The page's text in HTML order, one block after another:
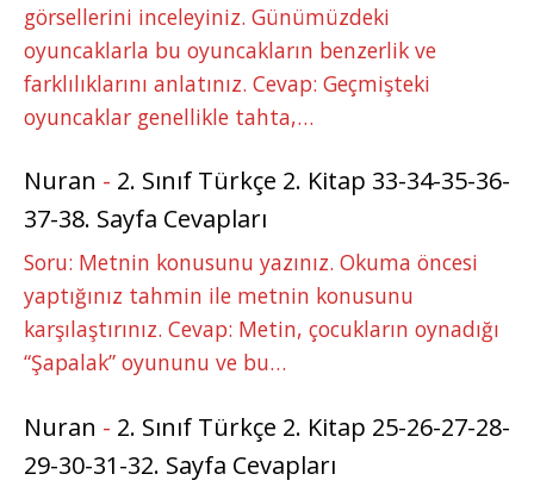
görsellerini inceleyiniz. Günümüzdeki
oyuncaklarla bu oyuncakların benzerlik ve
farklılıklarını anlatınız. Cevap: Geçmişteki
oyuncaklar genellikle tahta,…
Nuran - 2. Sınıf Türkçe 2. Kitap 33-34-35-36-
37-38. Sayfa Cevapları
Soru: Metnin konusunu yazınız. Okuma öncesi
yaptığınız tahmin ile metnin konusunu
karşılaştırınız. Cevap: Metin, çocukların oynadığı
“Şapalak” oyununu ve bu…
Nuran - 2. Sınıf Türkçe 2. Kitap 25-26-27-28-
29-30-31-32. Sayfa Cevapları